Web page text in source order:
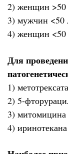
2) женщин >50
3) мужчин <50
4) женщин <50
Для
1) метотрексата
2) 5-
3)
4) иринотекана